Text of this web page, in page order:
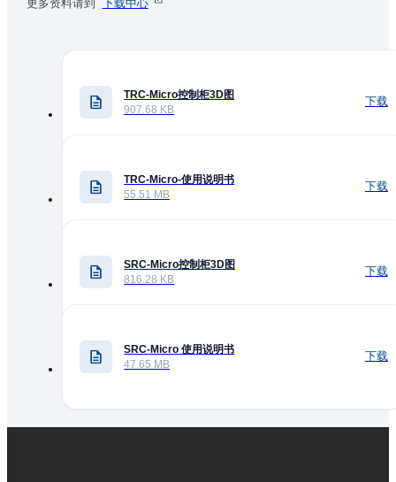
更多资料请到 下载中心
TRC-Micro控制柜3D图
907.68 KB
下载
TRC-Micro-使用说明书
55.51 MB
下载
SRC-Micro控制柜3D图
816.28 KB
下载
SRC-Micro 使用说明书
47.65 MB
下载